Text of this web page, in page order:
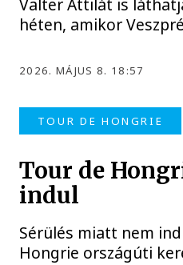
héten, amikor
2026. MÁJUS 8. 18:57
TOUR DE HONGRIE
Tour de
indul
Sérülés miatt nem
Hongrie országúti